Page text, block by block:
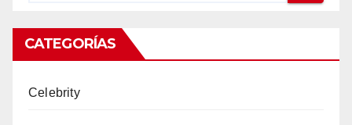
CATEGORÍAS
Celebrity